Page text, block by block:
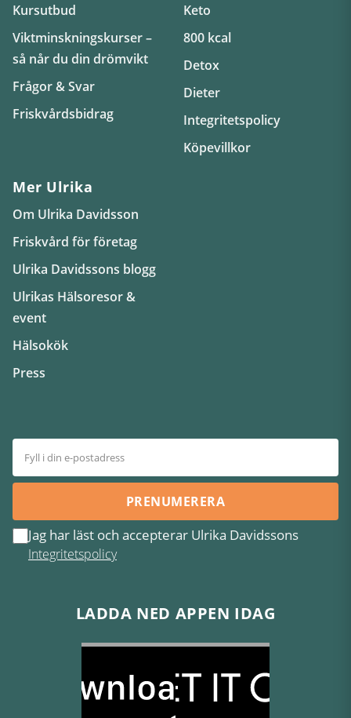
Kursutbud
Viktminskningskurser –
så når du din drömvikt
Frågor & Svar
Friskvårdsbidrag
Keto
800 kcal
Detox
Dieter
Integritetspolicy
Köpevillkor
Mer Ulrika
Om Ulrika Davidsson
Friskvård för företag
Ulrika Davidssons blogg
Ulrikas Hälsoresor &
event
Hälsokök
Press
PRENUMERERA
Jag har läst och accepterar Ulrika Davidssons
Integritetspolicy
LADDA NED APPEN IDAG